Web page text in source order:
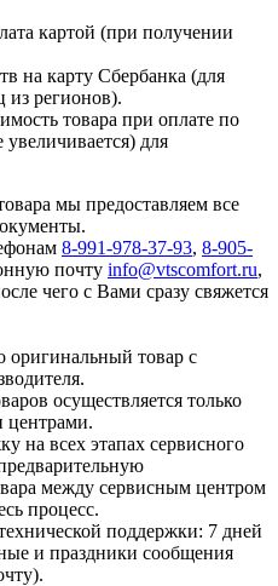
картой (при получении
на карту Сбербанка (для
из регионов).
товара при оплате по
для
мы предоставляем все
8-991-978-37-93, 8-905-
почту info@vtscomfort.ru,
чего с Вами сразу свяжется
оригинальный товар с
осуществляется только
центрами.
на всех этапах сервисного
между сервисным центром
процесс.
поддержки: 7 дней
и праздники сообщения